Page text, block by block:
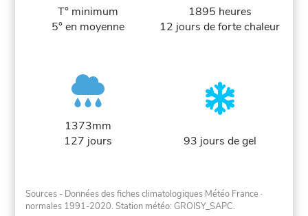
T° minimum
5° en moyenne
1895 heures
12 jours de forte chaleur
1373mm
127 jours
93 jours de gel
Sources - Données des fiches climatologiques Météo France ·
normales 1991-2020. Station météo: GROISY_SAPC.